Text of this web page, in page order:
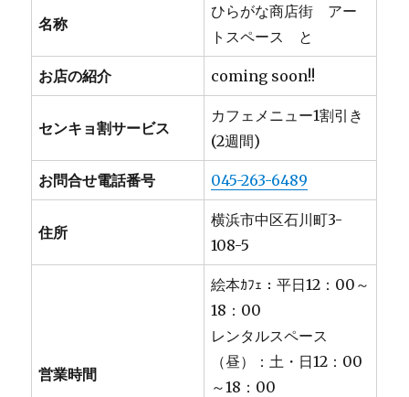
名称
ひらがな商店街 アー
トスペース と
お店の紹介 coming soon!!
センキョ割サービス
カフェメニュー1割引き
(2週間)
お問合せ電話番号 045-263-6489
住所
横浜市中区石川町3-
108-5
営業時間
絵本ｶﾌｪ：平日12：00～
18：00
レンタルスペース
（昼）：土・日12：00
～18：00